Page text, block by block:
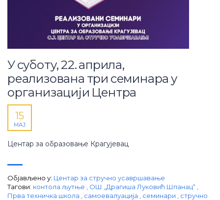
У суботу, 22. априла,
реализована три семинара у
организацији Центра
15
МАЈ
Центар за образовање Крагујевац
Објављено у: Центар за стручно усавршавање
Тагови: контола љутње ОШ „Драгиша Луковић Шпанац“
Прва техничка школа
самоевалуација семинари
стручно